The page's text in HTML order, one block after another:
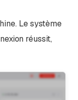
Le système
réussit,